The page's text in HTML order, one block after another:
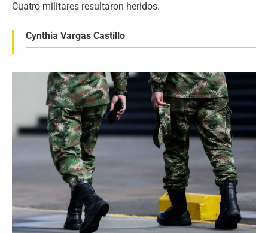
Cuatro militares resultaron heridos.
Cynthia Vargas Castillo